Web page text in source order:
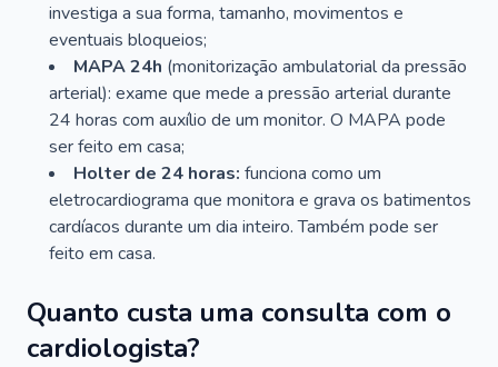
investiga a sua forma, tamanho, movimentos e
eventuais bloqueios;
MAPA 24h (monitorização ambulatorial da pressão
arterial): exame que mede a pressão arterial durante
24 horas com auxílio de um monitor. O MAPA pode
ser feito em casa;
Holter de 24 horas: funciona como um
eletrocardiograma que monitora e grava os batimentos
cardíacos durante um dia inteiro. Também pode ser
feito em casa.
Quanto custa uma consulta com o
cardiologista?